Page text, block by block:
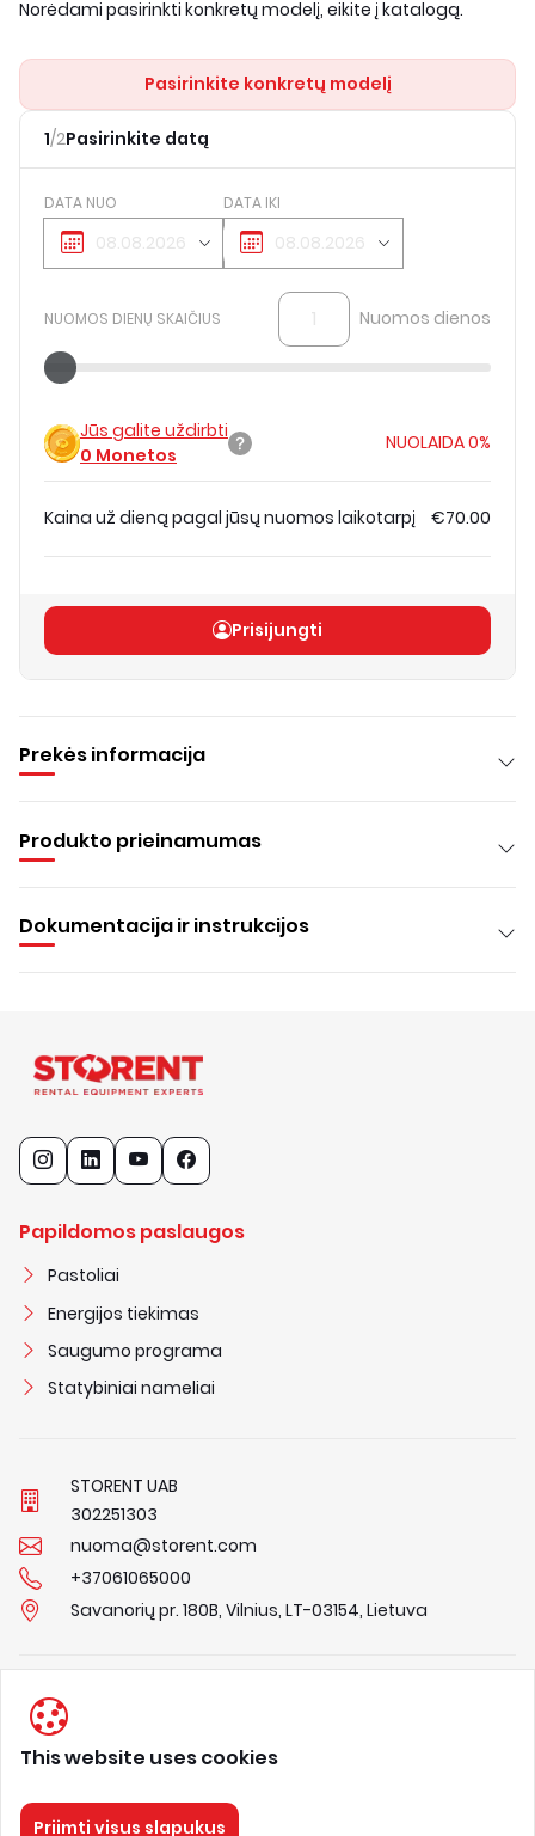
Norėdami pasirinkti konkretų modelį, eikite į katalogą.
Pasirinkite konkretų modelį
1/2Pasirinkite datą
DATA NUO DATA IKI
NUOMOS DIENŲ SKAIČIUS Nuomos dienos
Jūs galite uždirbti
0 Monetos
NUOLAIDA0%
Kaina už dieną pagal jūsų nuomos laikotarpį €70.00
Prisijungti
Prekės informacija
Produkto prieinamumas
Dokumentacija ir instrukcijos
Papildomos paslaugos
Pastoliai
Energijos tiekimas
Saugumo programa
Statybiniai nameliai
STORENT UAB
302251303
nuoma@storent.com
+37061065000
Savanorių pr. 180B, Vilnius, LT-03154, Lietuva
Privacy Policy
About us
This website uses cookies
Priimti visus slapukus